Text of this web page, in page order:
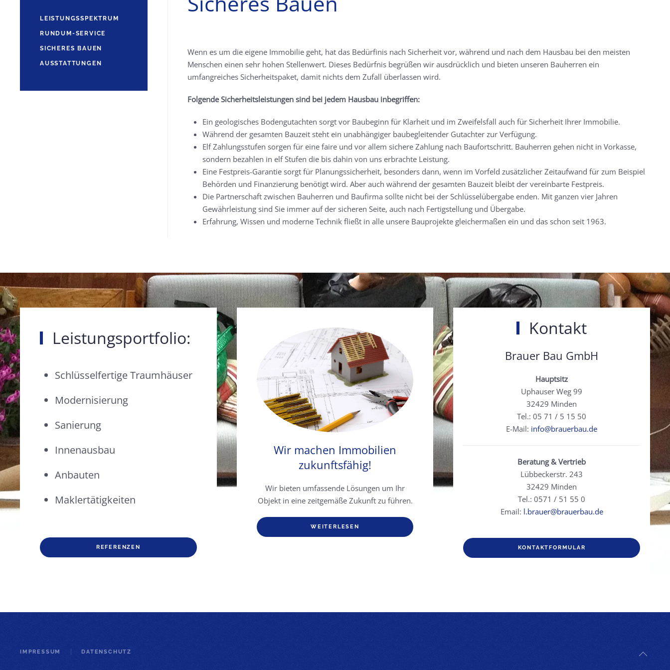
Wenn es um die eigene Immobilie geht, hat das Bedürfinis nach Sicherheit vor, während und nach dem Hausbau bei den meisten
Menschen einen sehr hohen Stellenwert. Dieses Bedürfnis begrüßen wir ausdrücklich und bieten unseren Bauherren ein
umfangreiches Sicherheitspaket, damit nichts dem Zufall überlassen wird.
Folgende Sicherheitsleistungen sind bei jedem Hausbau inbegriffen:
Ein geologisches Bodengutachten sorgt vor Baubeginn für Klarheit und im Zweifelsfall auch für Sicherheit Ihrer Immobilie.
Während der gesamten Bauzeit steht ein unabhängiger baubegleitender Gutachter zur Verfügung.
Elf Zahlungsstufen sorgen für eine faire und vor allem sichere Zahlung nach Baufortschritt. Bauherren gehen nicht in Vorkasse,
sondern bezahlen in elf Stufen die bis dahin von uns erbrachte Leistung.
Eine Festpreis-Garantie sorgt für Planungssicherheit, besonders dann, wenn im Vorfeld zusätzlicher Zeitaufwand für zum Beispiel
Behörden und Finanzierung benötigt wird. Aber auch während der gesamten Bauzeit bleibt der vereinbarte Festpreis.
Die Partnerschaft zwischen Bauherren und Baufirma sollte nicht bei der Schlüsselübergabe enden. Mit ganzen vier Jahren
Gewährleistung sind Sie immer auf der sicheren Seite, auch nach Fertigstellung und Übergabe.
Erfahrung, Wissen und moderne Technik fließt in alle unsere Bauprojekte gleichermaßen ein und das schon seit 1963.
LEISTUNGSSPEKTRUM
RUNDUM-SERVICE
SICHERES BAUEN
AUSSTATTUNGEN
Leistungsportfolio:
Schlüsselfertige Traumhäuser
Modernisierung
Sanierung
Innenausbau
Anbauten
Maklertätigkeiten
REFERENZEN
Wir machen Immobilien
zukunftsfähig!
Wir bieten umfassende Lösungen um Ihr
Objekt in eine zeitgemäße Zukunft zu führen.
WEITERLESEN
Kontakt
Brauer Bau GmbH
Hauptsitz
Uphauser Weg 99
32429 Minden
Tel.: 05 71 / 5 15 50
E-Mail: info@brauerbau.de
Beratung & Vertrieb
Lübbeckerstr. 243
32429 Minden
Tel.: 0571 / 51 55 0
Email: l.brauer@brauerbau.de
KONTAKTFORMULAR
IMPRESSUM DATENSCHUTZ